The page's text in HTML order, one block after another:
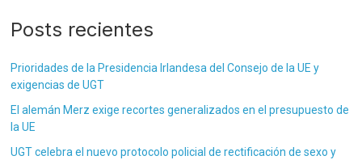
Posts recientes
Prioridades de la Presidencia Irlandesa del Consejo de la UE y
exigencias de UGT
El alemán Merz exige recortes generalizados en el presupuesto de
la UE
UGT celebra el nuevo protocolo policial de rectificación de sexo y